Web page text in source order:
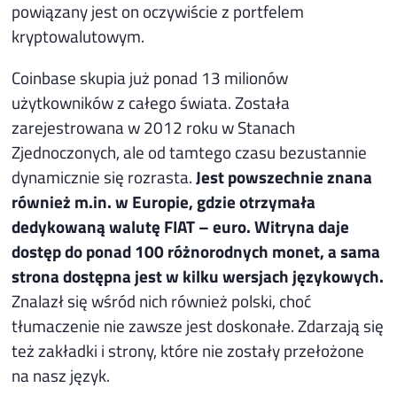
powiązany jest on oczywiście z portfelem
kryptowalutowym.
Coinbase skupia już ponad 13 milionów
użytkowników z całego świata. Została
zarejestrowana w 2012 roku w Stanach
Zjednoczonych, ale od tamtego czasu bezustannie
dynamicznie się rozrasta.Jest powszechnie znana
również m.in. w Europie, gdzie otrzymała
dedykowaną walutę FIAT – euro.Witryna daje
dostęp do ponad 100 różnorodnych monet, a sama
strona dostępna jest w kilku wersjach językowych.
Znalazł się wśród nich również polski, choć
tłumaczenie nie zawsze jest doskonałe. Zdarzają się
też zakładki i strony, które nie zostały przełożone
na nasz język.